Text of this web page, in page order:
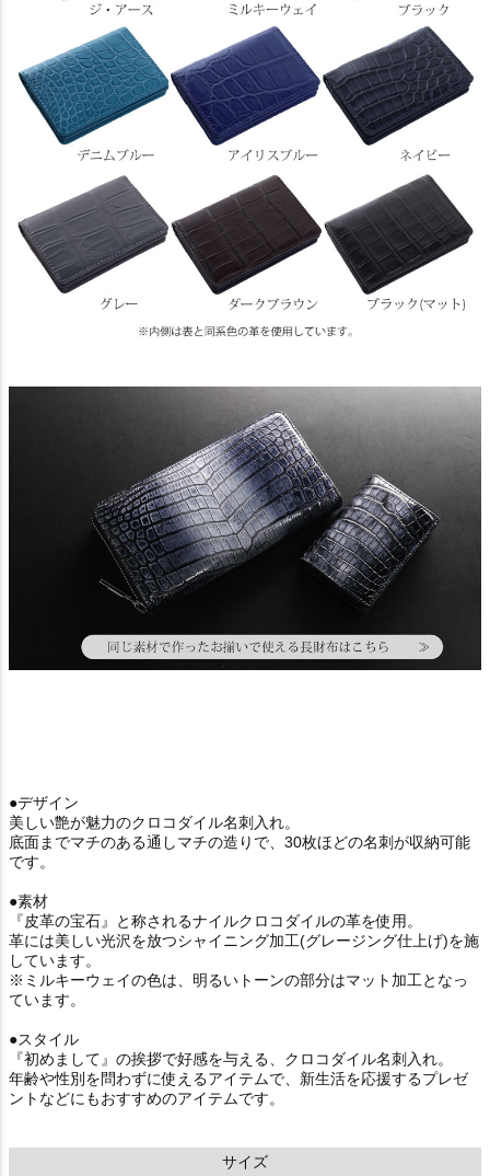
●デザイン
美しい艶が魅力のクロコダイル名刺入れ。
底面までマチのある通しマチの造りで、30枚ほどの名刺が収納可能
です。
●素材
『皮革の宝石』と称されるナイルクロコダイルの革を使用。
革には美しい光沢を放つシャイニング加工(グレージング仕上げ)を施
しています。
※ミルキーウェイの色は、明るいトーンの部分はマット加工となっ
ています。
●スタイル
『初めまして』の挨拶で好感を与える、クロコダイル名刺入れ。
年齢や性別を問わずに使えるアイテムで、新生活を応援するプレゼ
ントなどにもおすすめのアイテムです。
サイズ